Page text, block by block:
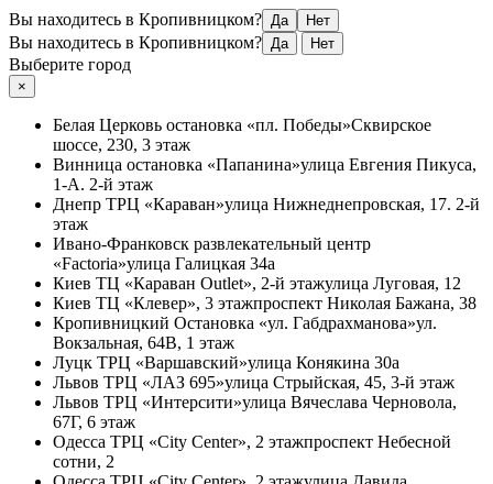
Вы находитесь в Кропивницком? Да Нет
Вы находитесь в Кропивницком? Да Нет
Выберите город
×
Белая Церковь остановка «пл. Победы»Сквирское
шоссе, 230, 3 этаж
Винница остановка «Папанина»улица Евгения Пикуса,
1-А. 2-й этаж
Днепр ТРЦ «Караван»улица Нижнеднепровская, 17. 2-й
этаж
Ивано-Франковск развлекательный центр
«Factoria»улица Галицкая 34а
Киев ТЦ «Караван Outlet», 2-й этажулица Луговая, 12
Киев ТЦ «Клевер», 3 этажпроспект Николая Бажана, 38
Кропивницкий Остановка «ул. Габдрахманова»ул.
Вокзальная, 64В, 1 этаж
Луцк ТРЦ «Варшавский»улица Конякина 30а
Львов ТРЦ «ЛАЗ 695»улица Стрыйская, 45, 3-й этаж
Львов ТРЦ «Интерсити»улица Вячеслава Черновола,
67Г, 6 этаж
Одесса ТРЦ «City Center», 2 этажпроспект Небесной
сотни, 2